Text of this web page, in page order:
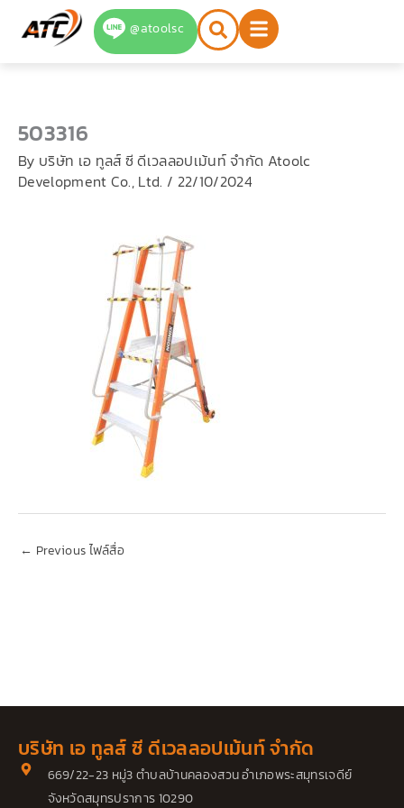
@atoolsc
503316
By บริษัท เอ ทูลส์ ซี ดีเวลลอปเม้นท์ จำกัด Atoolc
Development Co., Ltd. / 22/10/2024
← Previous ไฟล์สื่อ
บริษัท เอ ทูลส์ ซี ดีเวลลอปเม้นท์ จำกัด
669/22-23 หมู่3 ตำบลบ้านคลองสวน อำเภอพระสมุทรเจดีย์
จังหวัดสมุทรปราการ 10290